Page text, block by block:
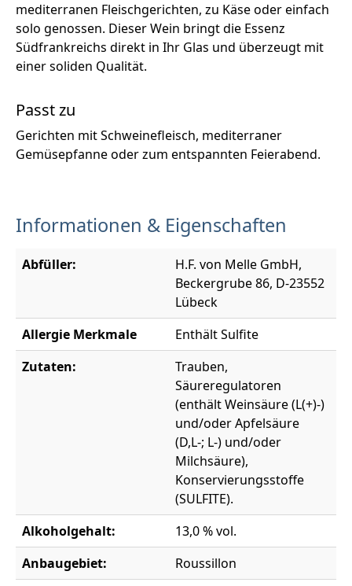
mediterranen Fleischgerichten, zu Käse oder einfach
solo genossen. Dieser Wein bringt die Essenz
Südfrankreichs direkt in Ihr Glas und überzeugt mit
einer soliden Qualität.
Passt zu
Gerichten mit Schweinefleisch, mediterraner
Gemüsepfanne oder zum entspannten Feierabend.
Informationen & Eigenschaften
Abfüller:
H.F. von Melle GmbH,
Beckergrube 86, D-23552
Lübeck
Allergie Merkmale
Enthält Sulfite
Zutaten:
Trauben,
Säureregulatoren
(enthält Weinsäure (L(+)-)
und/oder Apfelsäure
(D,L-; L-) und/oder
Milchsäure),
Konservierungsstoffe
(SULFITE).
Alkoholgehalt:
13,0 % vol.
Anbaugebiet:
Roussillon